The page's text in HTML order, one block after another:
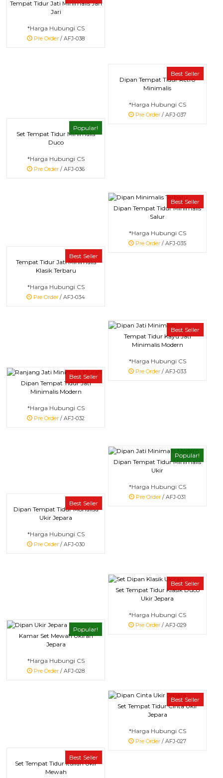
Tempat Tidur Jati Minimalis Jari
Jari
*Harga Hubungi CS
Pre Order / AFJ-038
Best Seller
Dipan Tempat Tidur Retro
Minimalis
*Harga Hubungi CS
Pre Order / AFJ-037
Popular!
Set Tempat Tidur Minimalis
Duco
*Harga Hubungi CS
Pre Order / AFJ-036
Best Seller
Dipan Tempat Tidur Minimalis
Salur
*Harga Hubungi CS
Pre Order / AFJ-035
Best Seller
Tempat Tidur Jati Minimalis
Klasik Terbaru
*Harga Hubungi CS
Pre Order / AFJ-034
Best Seller
Tempat Tidur Kayu Jati
Minimalis Modern
*Harga Hubungi CS
Pre Order / AFJ-033
Best Seller
Dipan Tempat Tidur Jati
Minimalis Modern
*Harga Hubungi CS
Pre Order / AFJ-032
Popular!
Dipan Tempat Tidur Minimalis
Ukir
*Harga Hubungi CS
Pre Order / AFJ-031
Best Seller
Dipan Tempat Tidur Monalisa
Ukir Jepara
*Harga Hubungi CS
Pre Order / AFJ-030
Best Seller
Set Tempat Tidur Klasik Duco
Ukir Jepara
*Harga Hubungi CS
Pre Order / AFJ-029
Popular!
Kamar Set Mewah Ukiran
Jepara
*Harga Hubungi CS
Pre Order / AFJ-028
Best Seller
Set Tempat Tidur Cinta Ukir
Jepara
*Harga Hubungi CS
Pre Order / AFJ-027
Best Seller
Set Tempat Tidur Italian Ukir
Mewah